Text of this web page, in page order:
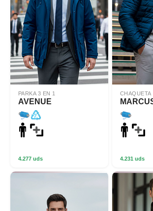
PARKA 3 EN 1
AVENUE
4.277 uds
CHAQUETA
4.231 uds